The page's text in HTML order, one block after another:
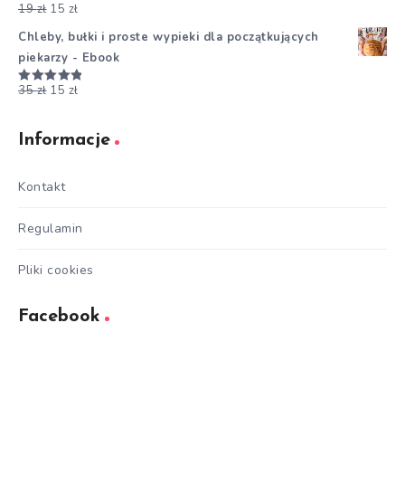
Oceniono
19zł 15 zł
Chleby, bułki i proste wypieki dla początkujących
piekarzy - Ebook
Oceniono
35zł 15 zł
Informacje
Kontakt
Regulamin
Pliki cookies
Facebook